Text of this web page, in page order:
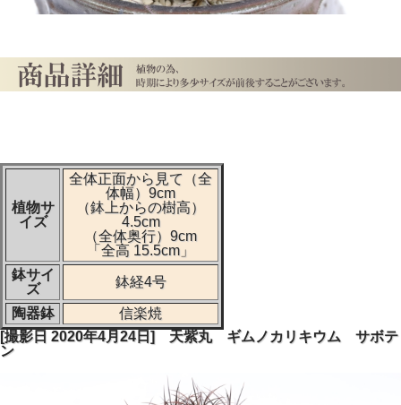
植物サ
イズ
全体正面から見て（全
体幅）9cm
（鉢上からの樹高）
4.5cm
（全体奥行）9cm
「全高 15.5cm」
鉢サイ
ズ
鉢経4号
陶器鉢
信楽焼
[撮影日 2020年4月24日] 天紫丸 ギムノカリキウム サボテ
ン